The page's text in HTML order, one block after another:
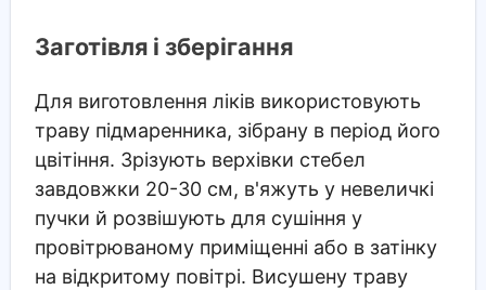
Заготівля і зберігання
Для виготовлення ліків використовують
траву підмаренника, зібрану в період його
цвітіння. Зрізують верхівки стебел
завдовжки 20-30 см, в'яжуть у невеличкі
пучки й розвішують для сушіння у
провітрюваному приміщенні або в затінку
на відкритому повітрі. Висушену траву